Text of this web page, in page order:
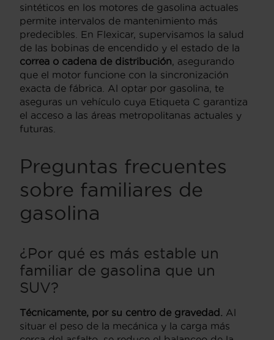
sintéticos en los motores de gasolina actuales
permite intervalos de mantenimiento más
predecibles. En Flexicar, supervisamos la salud
de las bobinas de encendido y el estado de la
correa o cadena de distribución , asegurando
que el motor funcione con la sincronización
exacta de fábrica. Al optar por gasolina, te
aseguras un vehículo cuya Etiqueta C garantiza
el acceso a las áreas metropolitanas actuales y
futuras.
Preguntas frecuentes
sobre familiares de
gasolina
¿Por qué es más estable un
familiar de gasolina que un
SUV?
Técnicamente, por su centro de gravedad.
Al
situar el peso de la mecánica y la carga más